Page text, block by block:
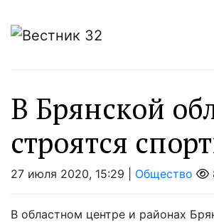
В Брянской
строятся
27 июля 2020, 15:29 | Общество
В областном центре и районах